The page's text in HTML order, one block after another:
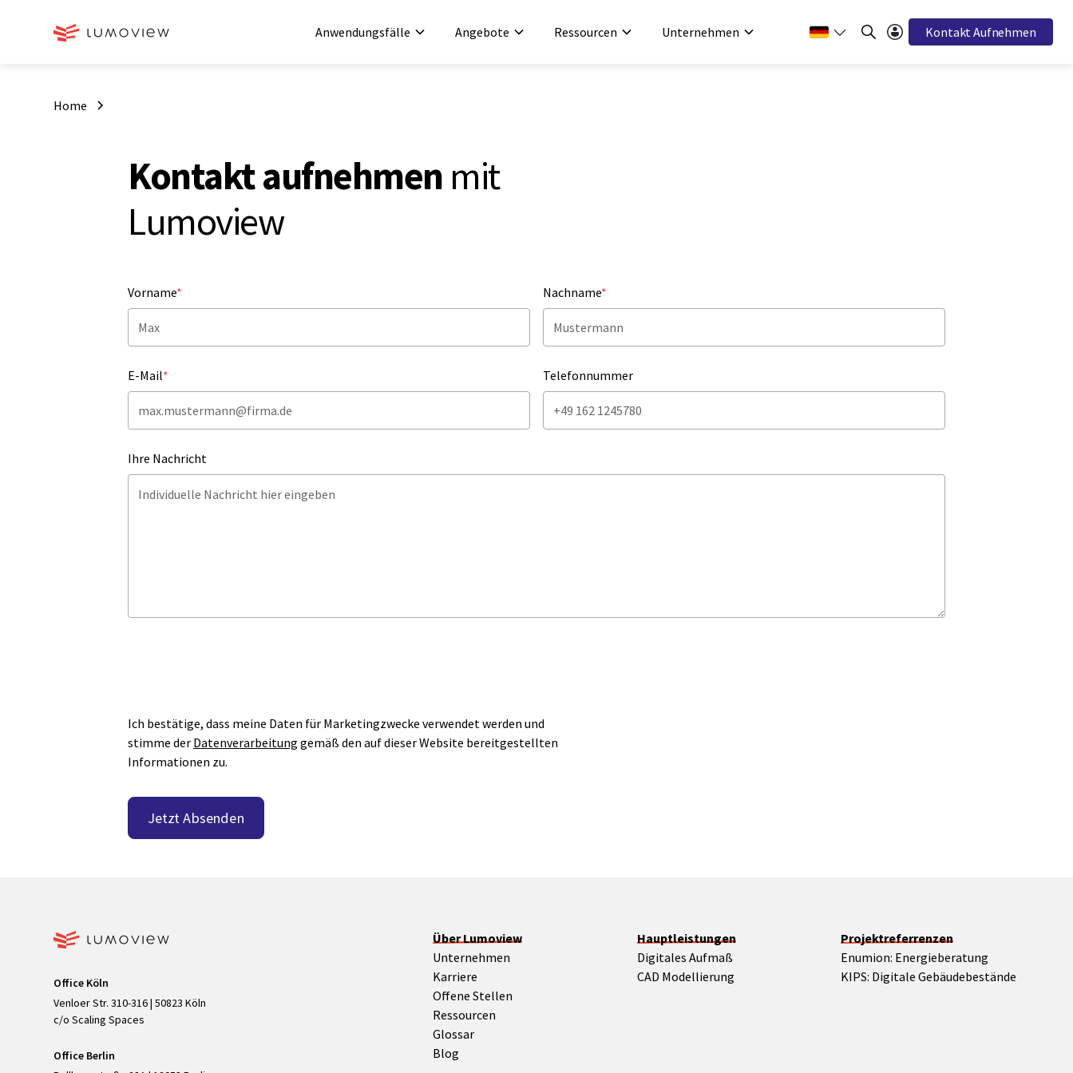
Anwendungsfälle Angebote Ressourcen Unternehmen Kontakt Aufnehmen
Home
Kontakt aufnehmen mit
Lumoview
Vorname* Nachname*
E-Mail* Telefonnummer
Ihre Nachricht
Ich bestätige, dass meine Daten für Marketingzwecke verwendet werden und
stimme der Datenverarbeitung gemäß den auf dieser Website bereitgestellten
Informationen zu.
Office Köln
Venloer Str. 310-316 | 50823 Köln
c/o Scaling Spaces
Office Berlin
Über Lumoview
Unternehmen
Karriere
Offene Stellen
Ressourcen
Glossar
Blog
Hauptleistungen
Digitales Aufmaß
CAD Modellierung
Projektreferrenzen
Enumion: Energieberatung
KIPS: Digitale Gebäudebestände